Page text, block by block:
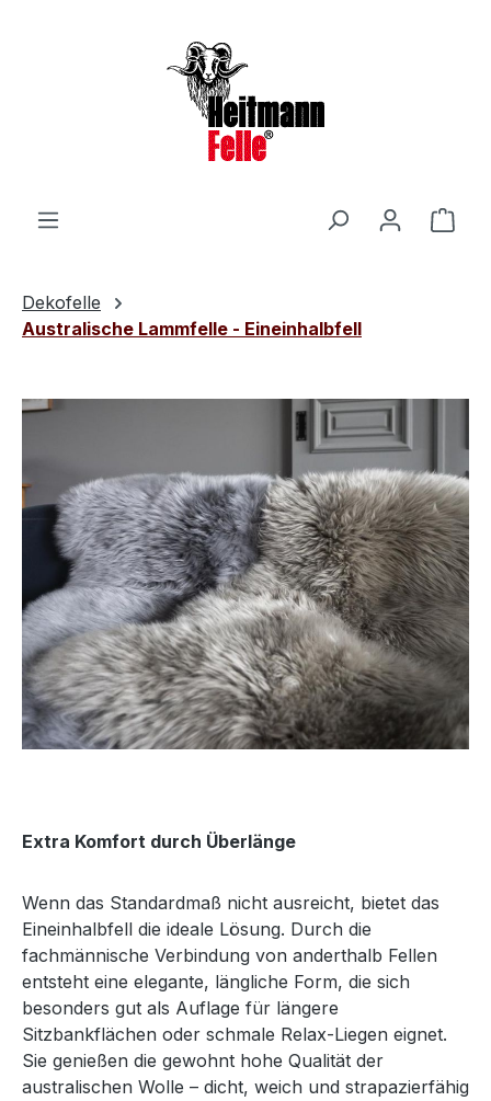
Dekofelle
Australische Lammfelle - Eineinhalbfell
Extra Komfort durch Überlänge
Wenn das Standardmaß nicht ausreicht, bietet das
Eineinhalbfell die ideale Lösung. Durch die
fachmännische Verbindung von anderthalb Fellen
entsteht eine elegante, längliche Form, die sich
besonders gut als Auflage für längere
Sitzbankflächen oder schmale Relax-Liegen eignet.
Sie genießen die gewohnt hohe Qualität der
australischen Wolle – dicht, weich und strapazierfähig